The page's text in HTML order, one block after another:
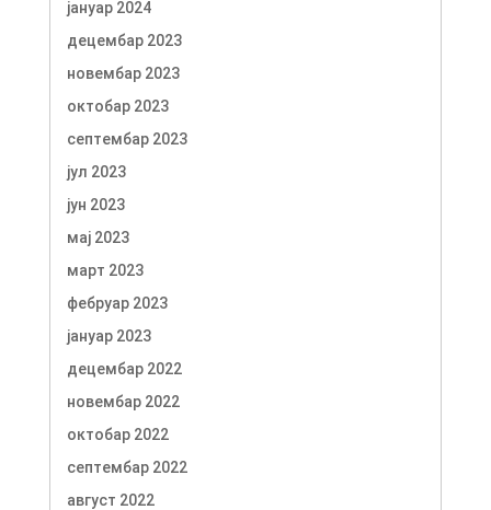
јануар 2024
децембар 2023
новембар 2023
октобар 2023
септембар 2023
јул 2023
јун 2023
мај 2023
март 2023
фебруар 2023
јануар 2023
децембар 2022
новембар 2022
октобар 2022
септембар 2022
август 2022